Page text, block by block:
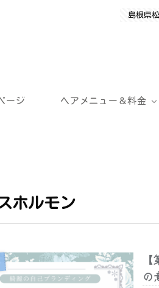
島根県
ージ ヘアメニュー＆料金
ホルモン
の